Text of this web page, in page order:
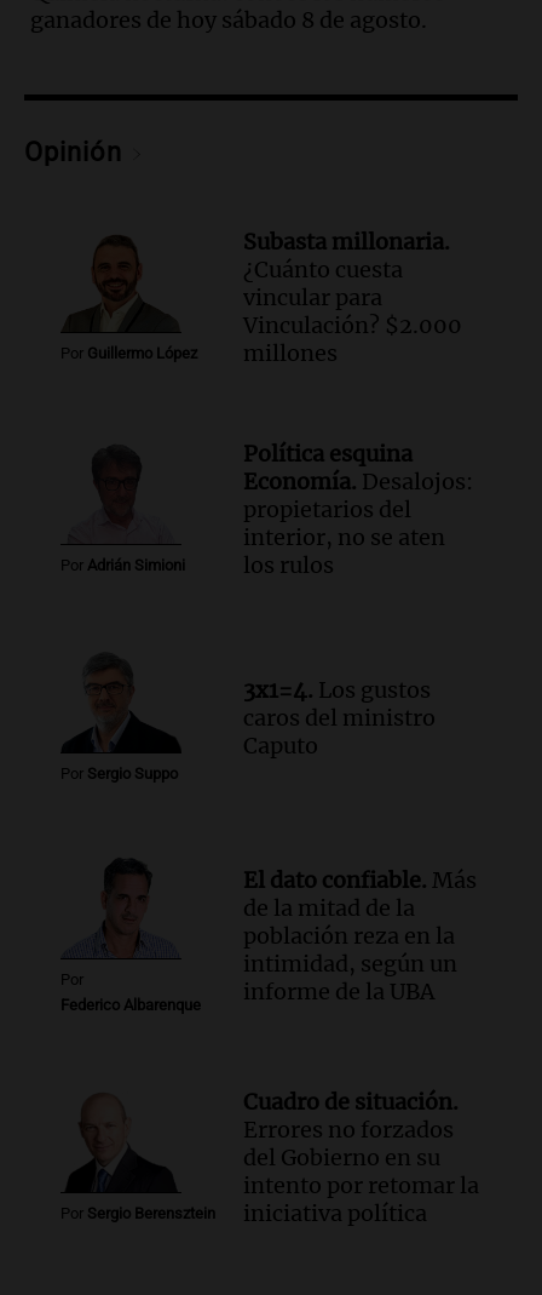
del desayuno ideal: qué alimentos
Episodios
Audio.Mateo, a los 25 años, lucha
contra el tiempo: necesita un trasplante
para poder seguir viviend
Estiman que la inflación nacional
de julio será menor al 2,9% registrado
en CABA
Una mañana para todos
Episodios
Una mañana para todos
Episodios
Audio.Chile planteó mejorar la
conectividad fronteriza, aérea y digital
con Jujuy
ganadores de hoy sábado 8 de agosto.
Opinión
Por Guillermo López
Subasta millonaria.
¿Cuánto cuesta
vincular para
Vinculación? $2.000
millones
Por Adrián Simioni
Política esquina
Economía. Desalojos:
propietarios del
interior, no se aten
los rulos
Por Sergio Suppo
3x1=4. Los gustos
caros del ministro
Caputo
Por
Federico Albarenque
El dato confiable. Más
de la mitad de la
población reza en la
intimidad, según un
informe de la UBA
Por Sergio Berensztein
Cuadro de situación.
Errores no forzados
del Gobierno en su
intento por retomar la
iniciativa política